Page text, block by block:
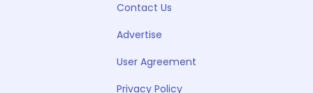
Contact Us
Advertise
User Agreement
Privacy Policy